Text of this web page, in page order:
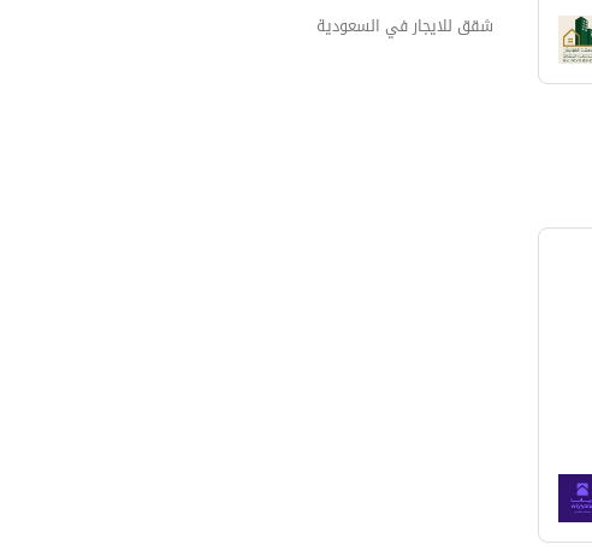
تاون هاوس مفروش للبيع في السعودية
شقق للايجار في السعودية